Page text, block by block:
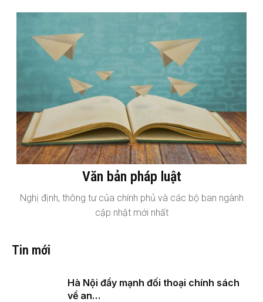
Văn bản pháp luật
Nghị định, thông tư của chính phủ và các bộ ban ngành
cập nhật mới nhất
Tin mới
Hà Nội đẩy mạnh đối thoại chính sách
về an…